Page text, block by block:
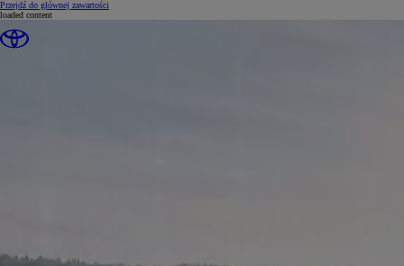
Przejdź do głównej zawartości
loaded content